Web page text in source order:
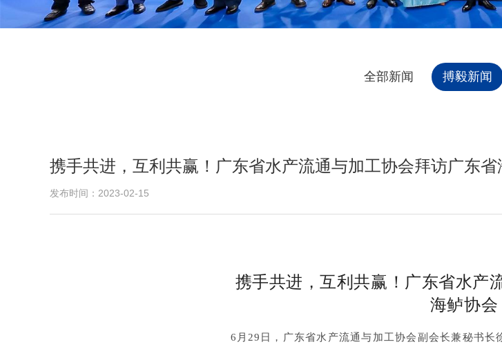
全部新闻 搏毅新闻
携手共进，互利共赢！广东省水产流通与加工协会拜访广东省
发布时间：2023-02-15
携手共进，互利共赢！广东省水产
海鲈协会
6月29日，广东省水产流通与加工协会副会长兼秘书长